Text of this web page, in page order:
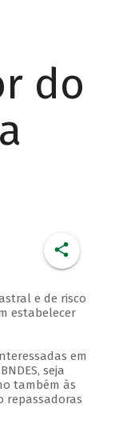
do
e de risco
estabelecer
em
seja
também às
repassadoras